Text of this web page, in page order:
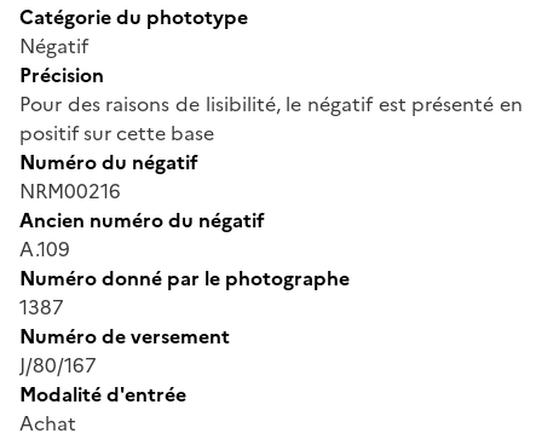
Catégorie du phototype
Négatif
Précision
Pour des raisons de lisibilité, le négatif est présenté en
positif sur cette base
Numéro du négatif
NRM00216
Ancien numéro du négatif
A.109
Numéro donné par le photographe
1387
Numéro de versement
J/80/167
Modalité d'entrée
Achat